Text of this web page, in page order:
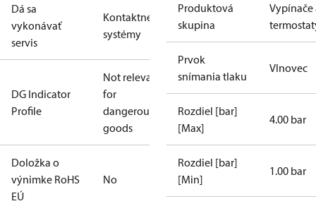
Dá sa
vykonávať
servis
Kontaktné
systémy
DG Indicator
Profile
Not relevant
for
dangerous
goods
Doložka o
výnimke RoHS
EÚ
No
Produktová
skupina
Vypínače
Prvok
snímania tlaku
Vlnovec
Rozdiel [bar]
[Max]
4.00 bar
Rozdiel [bar]
[Min]
1.00 bar